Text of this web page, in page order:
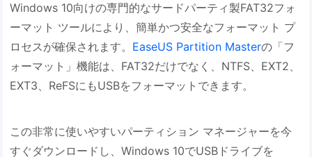
Windows 10向けの専門的なサードパーティ製FAT32フォ
ーマット ツールにより、簡単かつ安全なフォーマット プ
ロセスが確保されます。 EaseUS Partition Masterの「フ
ォーマット」機能は、FAT32だけでなく、NTFS、EXT2、
EXT3、ReFSにもUSBをフォーマットできます。
この非常に使いやすいパーティション マネージャーを今
すぐダウンロードし、Windows 10でUSBドライブを